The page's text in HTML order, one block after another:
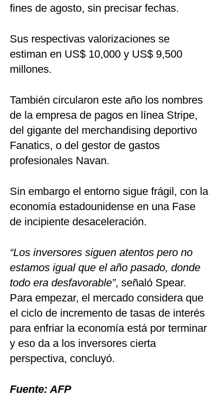
fines de agosto, sin precisar fechas.
Sus respectivas valorizaciones se
estiman en US$ 10,000 y US$ 9,500
millones.
También circularon este año los nombres
de la empresa de pagos en línea Stripe,
del gigante del merchandising deportivo
Fanatics, o del gestor de gastos
profesionales Navan.
Sin embargo el entorno sigue frágil, con la
economía estadounidense en una Fase
de incipiente desaceleración.
“Los inversores siguen atentos pero no
estamos igual que el año pasado, donde
todo era desfavorable”, señaló Spear.
Para empezar, el mercado considera que
el ciclo de incremento de tasas de interés
para enfriar la economía está por terminar
y eso da a los inversores cierta
perspectiva, concluyó.
Fuente: AFP